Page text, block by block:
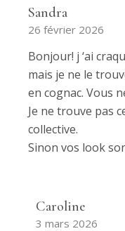
Sandra
26 février 2026
Bonjour! j ‘ai
mais je ne le
en cognac. Vous
Je ne trouve pas
collective.
Sinon vos look
Caroline
3 mars 2026